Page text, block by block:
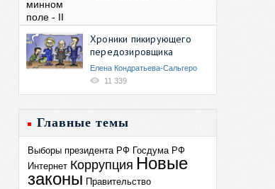
Хроники пикирующего
передозировщика
Елена Кондратьева-Сальгеро
11 339
Главные темы
Выборы президента РФ Госдума РФ
Интернет Коррупция Новые
законы Правительство